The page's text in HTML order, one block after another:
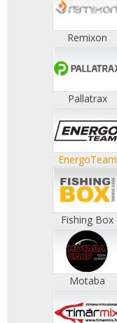
Remixon
Pallatrax
EnergoTeam
Fishing Box
Motaba